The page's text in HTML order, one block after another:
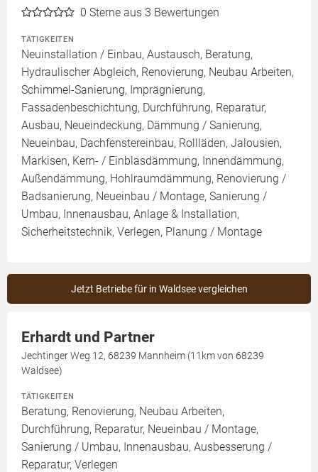
0 Sterne aus 3 Bewertungen
TÄTIGKEITEN
Neuinstallation / Einbau, Austausch, Beratung,
Hydraulischer Abgleich, Renovierung, Neubau Arbeiten,
Schimmel-Sanierung, Imprägnierung,
Fassadenbeschichtung, Durchführung, Reparatur,
Ausbau, Neueindeckung, Dämmung / Sanierung,
Neueinbau, Dachfenstereinbau, Rollläden, Jalousien,
Markisen, Kern- / Einblasdämmung, Innendämmung,
Außendämmung, Hohlraumdämmung, Renovierung /
Badsanierung, Neueinbau / Montage, Sanierung /
Umbau, Innenausbau, Anlage & Installation,
Sicherheitstechnik, Verlegen, Planung / Montage
Jetzt Betriebe für in Waldsee vergleichen
Erhardt und Partner
Jechtinger Weg 12, 68239 Mannheim (11km von 68239
Waldsee)
TÄTIGKEITEN
Beratung, Renovierung, Neubau Arbeiten,
Durchführung, Reparatur, Neueinbau / Montage,
Sanierung / Umbau, Innenausbau, Ausbesserung /
Reparatur, Verlegen